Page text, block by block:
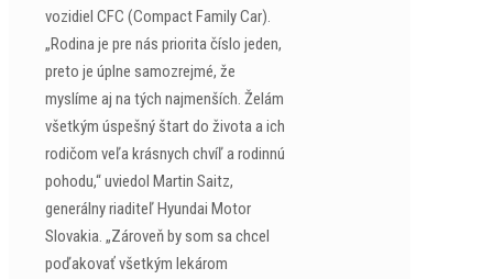
vozidiel CFC (Compact Family Car).
„Rodina je pre nás priorita číslo jeden,
preto je úplne samozrejmé, že
myslíme aj na tých najmenších. Želám
všetkým úspešný štart do života a ich
rodičom veľa krásnych chvíľ a rodinnú
pohodu,“ uviedol Martin Saitz,
generálny riaditeľ Hyundai Motor
Slovakia. „Zároveň by som sa chcel
poďakovať všetkým lekárom